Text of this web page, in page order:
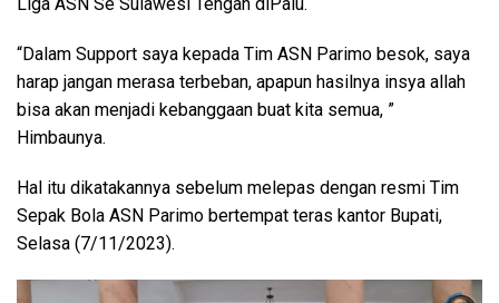
“Dalam Support saya kepada Tim ASN Parimo besok, saya
harap jangan merasa terbeban, apapun hasilnya insya allah
bisa akan menjadi kebanggaan buat kita semua, ”
Himbaunya.
Hal itu dikatakannya sebelum melepas dengan resmi Tim
Sepak Bola ASN Parimo bertempat teras kantor Bupati,
Selasa (7/11/2023).